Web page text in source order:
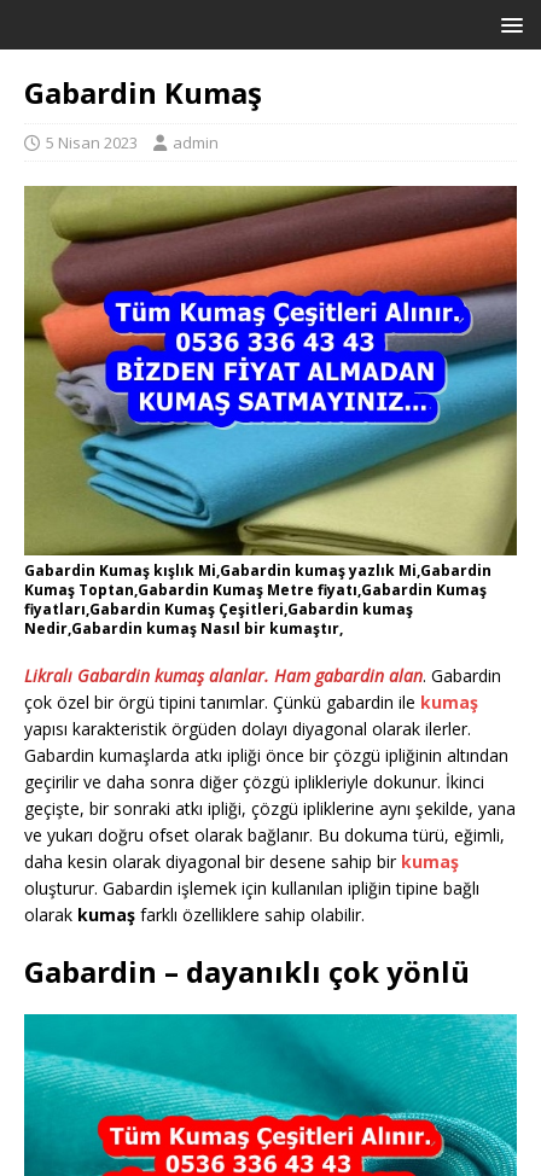
Gabardin Kumaş
5 Nisan 2023 admin
Gabardin Kumaş kışlık Mi,Gabardin kumaş yazlık Mi,Gabardin
Kumaş Toptan,Gabardin Kumaş Metre fiyatı,Gabardin Kumaş
fiyatları,Gabardin Kumaş Çeşitleri,Gabardin kumaş
Nedir,Gabardin kumaş Nasıl bir kumaştır,
Likralı Gabardin kumaş alanlar. Ham gabardin alan. Gabardin
çok özel bir örgü tipini tanımlar. Çünkü gabardin ile kumaş
yapısı karakteristik örgüden dolayı diyagonal olarak ilerler.
Gabardin kumaşlarda atkı ipliği önce bir çözgü ipliğinin altından
geçirilir ve daha sonra diğer çözgü iplikleriyle dokunur. İkinci
geçişte, bir sonraki atkı ipliği, çözgü ipliklerine aynı şekilde, yana
ve yukarı doğru ofset olarak bağlanır. Bu dokuma türü, eğimli,
daha kesin olarak diyagonal bir desene sahip bir kumaş
oluşturur. Gabardin işlemek için kullanılan ipliğin tipine bağlı
olarak kumaş farklı özelliklere sahip olabilir.
Gabardin – dayanıklı çok yönlü